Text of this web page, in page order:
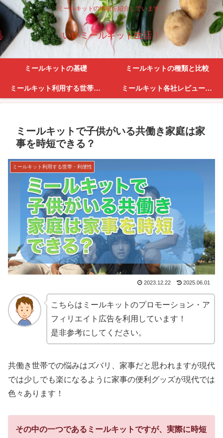
ミールキットの情報を紹介しています！
いいミールキット生活！
ミールキットの基礎 ミールキットの種類と比較
ミールキット利用する世帯・利便性 ミールキット各社レビューとサービス紹介
ミールキットで子供がいる共働き家庭は家
事を時短できる？
ミールキット利用する世帯・利便性
2023.12.22 2025.06.01
こちらはミールキットのプロモーション・ア
フィリエイト広告を利用しています！
是非参考にしてください。
共働き世帯での悩みはズバリ、家事だと思われますが現代
では少しでも楽になるように家事の便利グッズが現代では
色々あります！
その中の一つであるミールキットですが、実際に時短